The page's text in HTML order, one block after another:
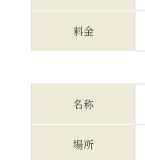
料金
名称
場所